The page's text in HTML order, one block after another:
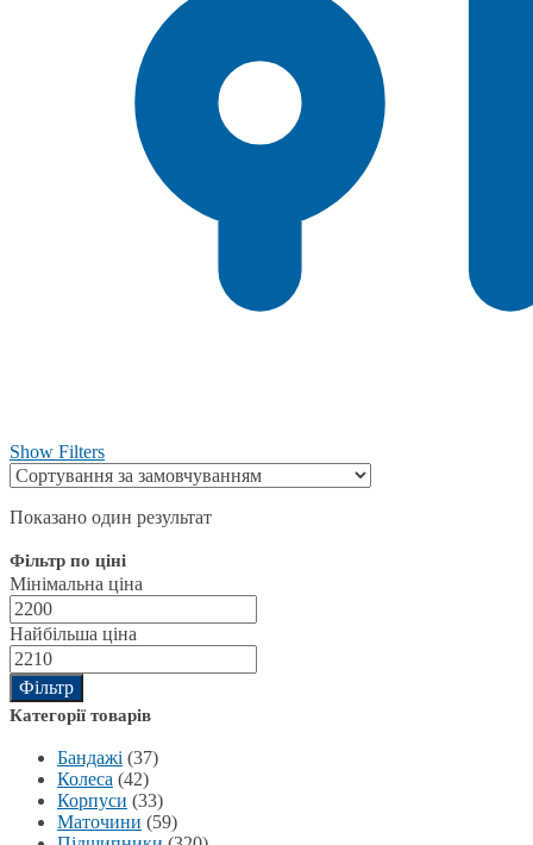
Show Filters
Показано один результат
Фільтр по ціні
Мінімальна ціна
Найбільша ціна
Фільтр
Категорії товарів
Бандажі (37)
Колеса (42)
Корпуси (33)
Маточини (59)